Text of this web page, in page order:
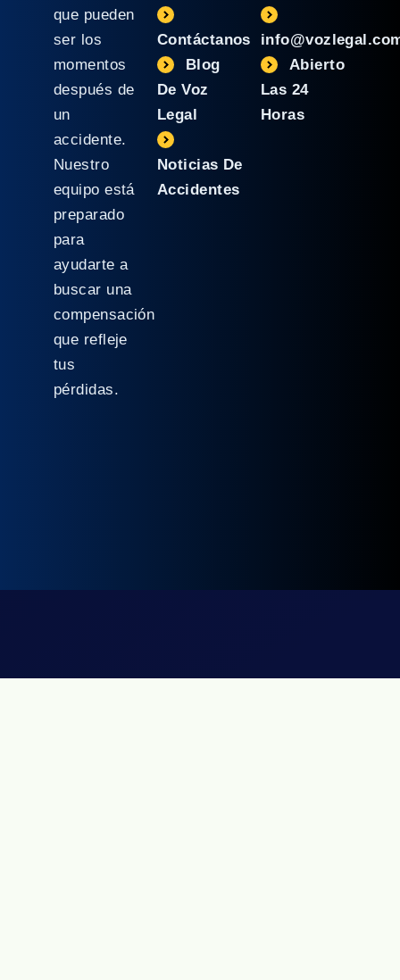
que pueden
ser los
momentos
después de
un
accidente.
Nuestro
equipo está
preparado
para
ayudarte a
buscar una
compensación
que refleje
tus
pérdidas.
Contáctanos
Blog
De Voz
Legal
Noticias De
Accidentes
Abierto
Las 24
Horas